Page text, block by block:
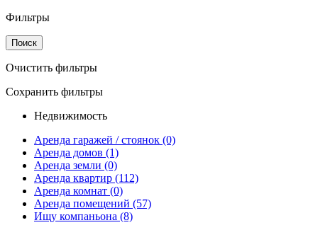
Фильтры
Поиск
Очистить фильтры
Сохранить фильтры
Недвижимость
Аренда гаражей / стоянок (0)
Аренда домов (1)
Аренда земли (0)
Аренда квартир (112)
Аренда комнат (0)
Аренда помещений (57)
Ищу компаньона (8)